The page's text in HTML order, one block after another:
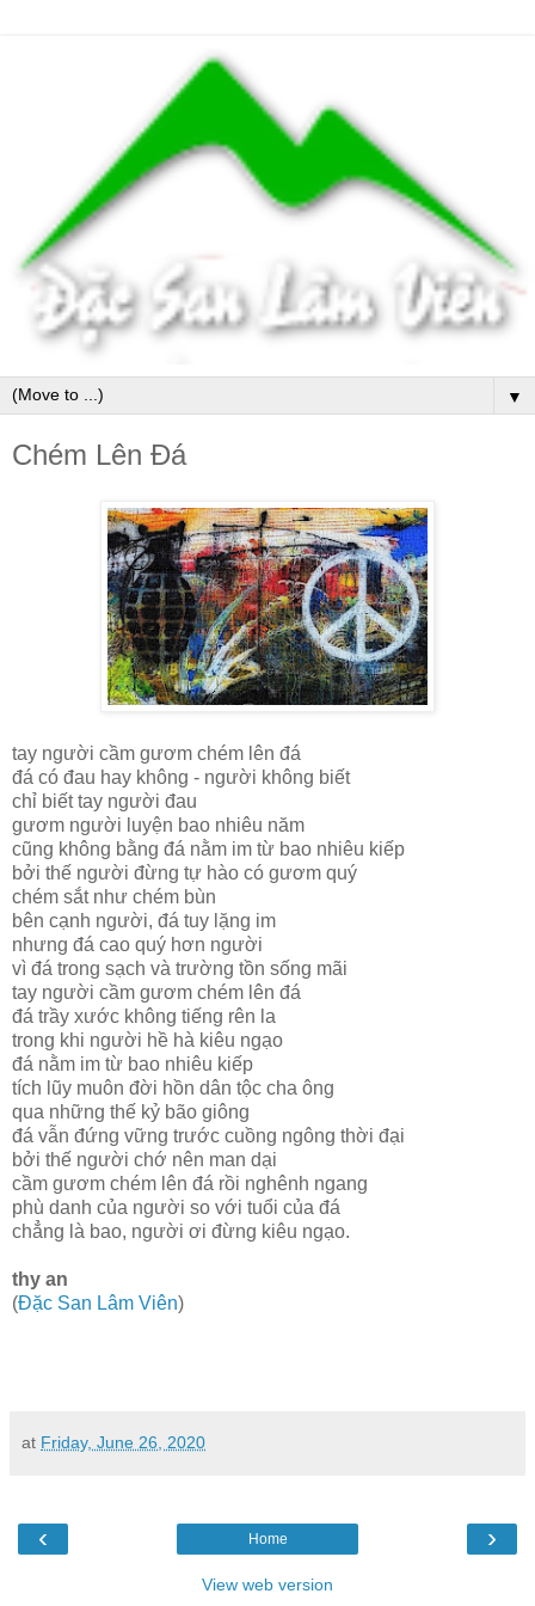
▼
Chém Lên Đá
tay người cầm gươm chém lên đá
đá có đau hay không - người không biết
chỉ biết tay người đau
gươm người luyện bao nhiêu năm
cũng không bằng đá nằm im từ bao nhiêu kiếp
bởi thế người đừng tự hào có gươm quý
chém sắt như chém bùn
bên cạnh người, đá tuy lặng im
nhưng đá cao quý hơn người
vì đá trong sạch và trường tồn sống mãi
tay người cầm gươm chém lên đá
đá trầy xước không tiếng rên la
trong khi người hề hà kiêu ngạo
đá nằm im từ bao nhiêu kiếp
tích lũy muôn đời hồn dân tộc cha ông
qua những thế kỷ bão giông
đá vẫn đứng vững trước cuồng ngông thời đại
bởi thế người chớ nên man dại
cầm gươm chém lên đá rồi nghênh ngang
phù danh của người so với tuổi của đá
chẳng là bao, người ơi đừng kiêu ngạo.
thy an
(Đặc San Lâm Viên)
at Friday, June 26, 2020
‹ ›
Home
View web version